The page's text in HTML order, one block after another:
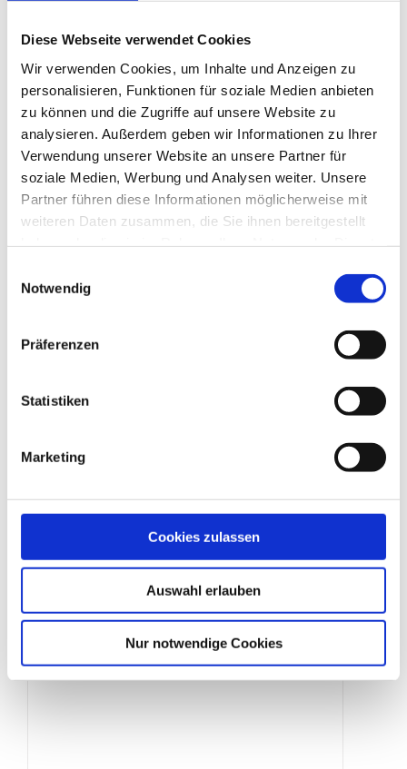
Diese Webseite verwendet Cookies
Wir verwenden Cookies, um Inhalte und Anzeigen zu
personalisieren, Funktionen für soziale Medien anbieten
zu können und die Zugriffe auf unsere Website zu
analysieren. Außerdem geben wir Informationen zu Ihrer
Verwendung unserer Website an unsere Partner für
soziale Medien, Werbung und Analysen weiter. Unsere
Partner führen diese Informationen möglicherweise mit
weiteren Daten zusammen, die Sie ihnen bereitgestellt
Notwendig
Präferenzen
Statistiken
Marketing
Cookies zulassen
Auswahl erlauben
Nur notwendige Cookies
Torrolle